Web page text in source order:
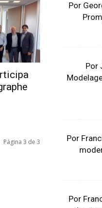
Página 3 de 3
Por
Por
Por
Por